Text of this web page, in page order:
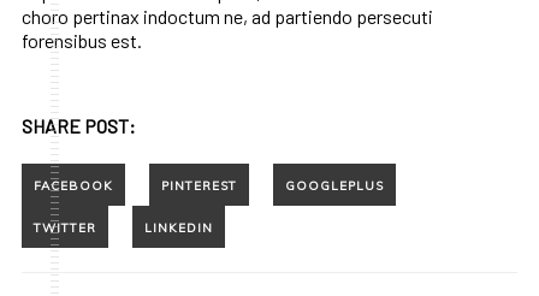
choro pertinax indoctum ne, ad partiendo persecuti
forensibus est.
SHARE POST: